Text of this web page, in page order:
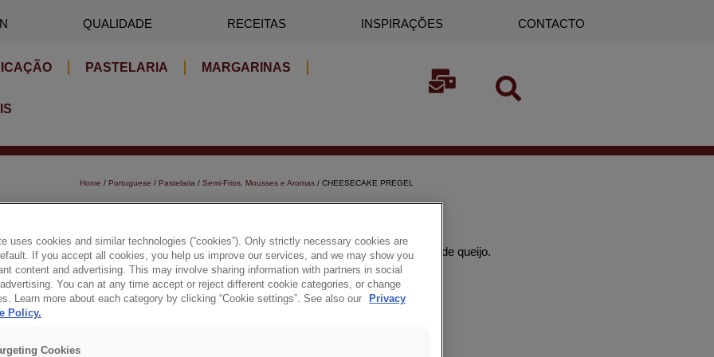
QUALIDADE RECEITAS INSPIRAÇÕES CONTACTO
PASTELARIA MARGARINAS
Home / Portuguese / Pastelaria / Semi-Frios, Mousses e Aromas/ CHEESECAKE PREGEL
Concentrado em pó para semi-frios de queijo, bavaroises e mousses de queijo.
Benefícios:
uses cookies and similar technologies (“cookies”). Only strictly necessary cookies are
If you accept all cookies, you help us improve our services, and we may show you
content and advertising. This may involve sharing information with partners in social
You can at any time accept or reject different cookie categories, or change
Learn more about each category by clicking “Cookie settings”. See also our
Privacy
Policy.
Cookies